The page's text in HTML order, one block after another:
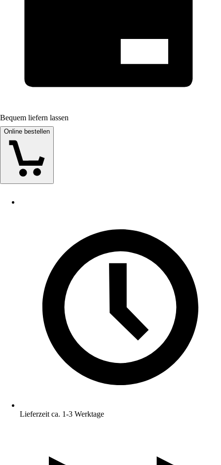
Bequem liefern lassen
Online bestellen
Lieferzeit ca. 1-3 Werktage